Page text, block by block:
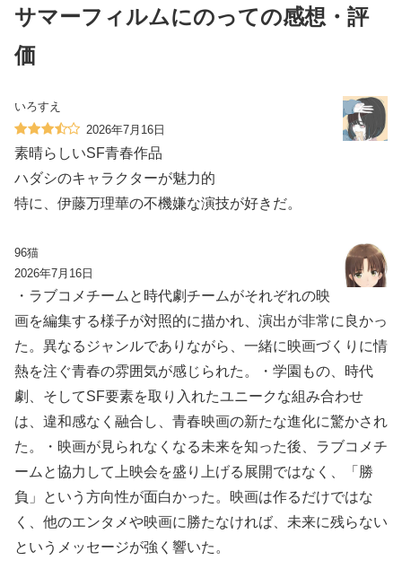
サマーフィルムにのっての感想・評
価
いろすえ
2026年7月16日
素晴らしいSF青春作品
ハダシのキャラクターが魅力的
特に、伊藤万理華の不機嫌な演技が好きだ。
96猫
2026年7月16日
・ラブコメチームと時代劇チームがそれぞれの映
画を編集する様子が対照的に描かれ、演出が非常に良かっ
た。異なるジャンルでありながら、一緒に映画づくりに情
熱を注ぐ青春の雰囲気が感じられた。・学園もの、時代
劇、そしてSF要素を取り入れたユニークな組み合わせ
は、違和感なく融合し、青春映画の新たな進化に驚かされ
た。・映画が見られなくなる未来を知った後、ラブコメチ
ームと協力して上映会を盛り上げる展開ではなく、「勝
負」という方向性が面白かった。映画は作るだけではな
く、他のエンタメや映画に勝たなければ、未来に残らない
というメッセージが強く響いた。